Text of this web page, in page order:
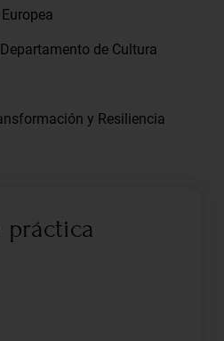
de Cultura
y Resiliencia